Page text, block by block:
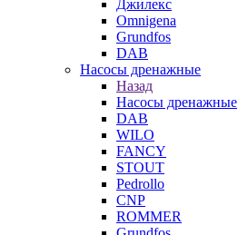
Джилекс
Omnigena
Grundfos
DAB
Насосы дренажные
Назад
Насосы дренажные
DAB
WILO
FANCY
STOUT
Pedrollo
CNP
ROMMER